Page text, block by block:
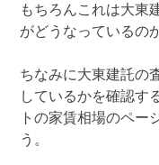
もちろんこれは大東
がどうなっているの
ちなみに大東建託の
しているかを確認す
トの家賃相場のペー
う。